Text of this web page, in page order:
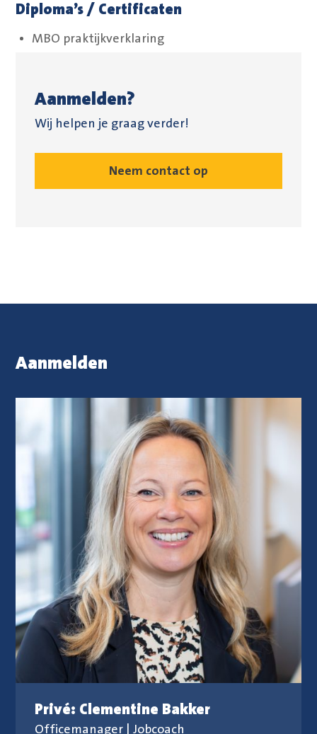
Diploma’s / Certificaten
MBO praktijkverklaring
Aanmelden?
Wij helpen je graag verder!
Neem contact op
Aanmelden
Privé: Clementine Bakker
Officemanager | Jobcoach